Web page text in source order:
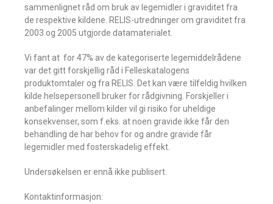
sammenlignet råd om bruk av legemidler i graviditet fra
de respektive kildene. RELIS-utredninger om graviditet fra
2003 og 2005 utgjorde datamaterialet.
Vi fant at for 47% av de kategoriserte legemiddelrådene
var det gitt forskjellig råd i Felleskatalogens
produktomtaler og fra RELIS. Det kan være tilfeldig hvilken
kilde helsepersonell bruker for rådgivning. Forskjeller i
anbefalinger mellom kilder vil gi risiko for uheldige
konsekvenser, som f.eks. at noen gravide ikke får den
behandling de har behov for og andre gravide får
legemidler med fosterskadelig effekt.
Undersøkelsen er ennå ikke publisert.
Kontaktinformasjon: